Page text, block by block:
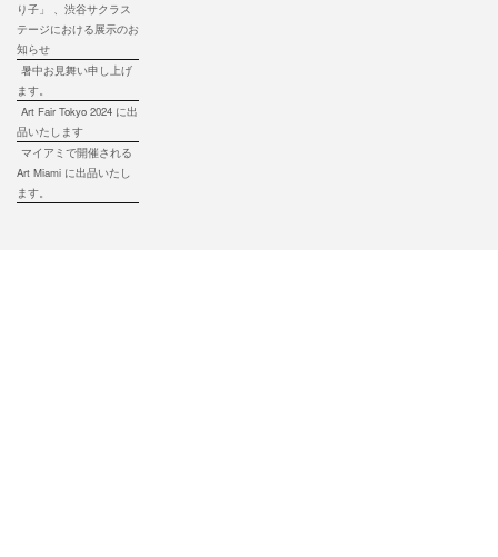
り子」 、渋谷サクラス
テージにおける展示のお
知らせ
暑中お見舞い申し上げ
ます。
Art Fair Tokyo 2024 に出
品いたします
マイアミで開催される
Art Miami に出品いたし
ます。